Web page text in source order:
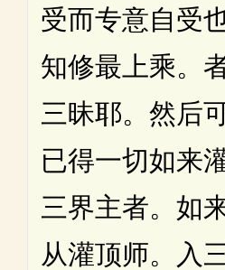
受而专意自受
知修最上乘。
三昧耶。然后
已得一切如来
三界主者。如
从灌顶师。入